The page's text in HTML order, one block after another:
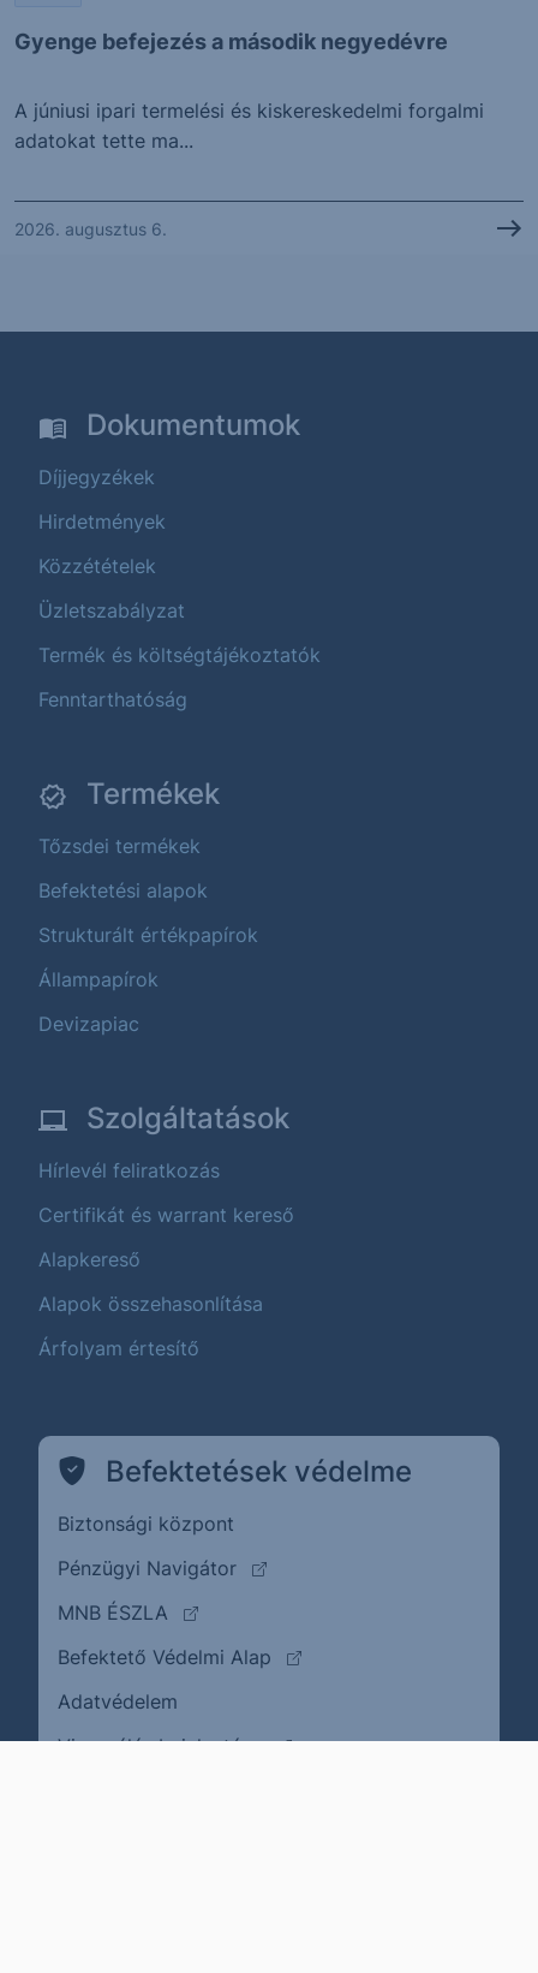
Gyenge befejezés a második negyedévre
A júniusi ipari termelési és kiskereskedelmi forgalmi
adatokat tette ma...
2026. augusztus 6.
Dokumentumok
Díjjegyzékek
Hirdetmények
Közzétételek
Üzletszabályzat
Termék és költségtájékoztatók
Fenntarthatóság
Termékek
Tőzsdei termékek
Befektetési alapok
Strukturált értékpapírok
Állampapírok
Devizapiac
Szolgáltatások
Hírlevél feliratkozás
Certifikát és warrant kereső
Alapkereső
Alapok összehasonlítása
Árfolyam értesítő
Befektetések védelme
Biztonsági központ
Pénzügyi Navigátor
(külső oldalra ugrik)
MNB ÉSZLA
(külső oldalra ugrik)
Befektető Védelmi Alap
(külső oldalra ugrik)
Adatvédelem
Visszaélés bejelentése(külső oldalra ugrik)